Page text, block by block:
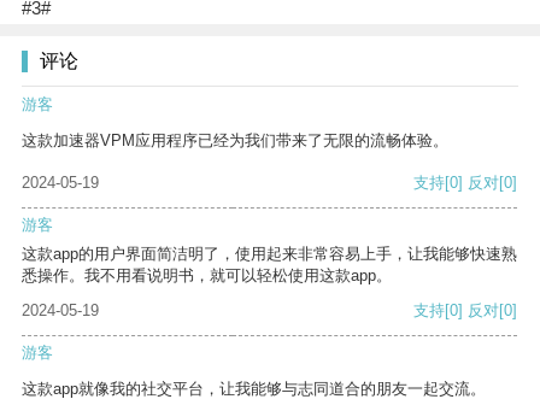
#3#
评论
游客
这款加速器VPM应用程序已经为我们带来了无限的流畅体验。
2024-05-19 支持[0] 反对[0]
游客
这款app的用户界面简洁明了，使用起来非常容易上手，让我能够快速熟
悉操作。我不用看说明书，就可以轻松使用这款app。
2024-05-19
支持[0] 反对[0]
游客
这款app就像我的社交平台，让我能够与志同道合的朋友一起交流。